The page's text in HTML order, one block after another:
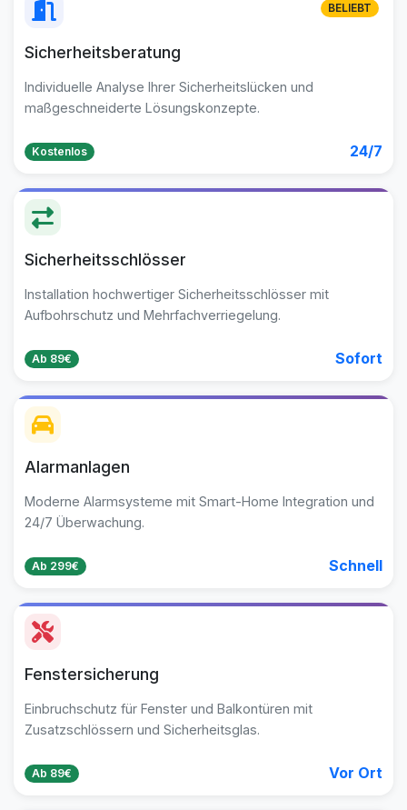
Sicherheitsberatung
Individuelle Analyse Ihrer Sicherheitslücken und
maßgeschneiderte Lösungskonzepte.
Kostenlos 24/7
BELIEBT
Sicherheitsschlösser
Installation hochwertiger Sicherheitsschlösser mit
Aufbohrschutz und Mehrfachverriegelung.
Ab 89€ Sofort
Alarmanlagen
Moderne Alarmsysteme mit Smart-Home Integration und
24/7 Überwachung.
Ab 299€ Schnell
Fenstersicherung
Einbruchschutz für Fenster und Balkontüren mit
Zusatzschlössern und Sicherheitsglas.
Ab 89€ Vor Ort